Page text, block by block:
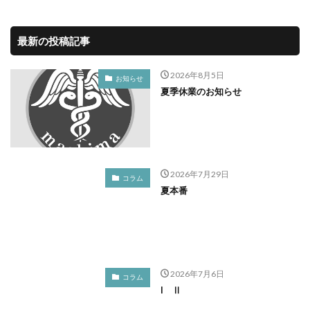
最新の投稿記事
お知らせ 2026年8月5日
夏季休業のお知らせ
コラム 2026年7月29日
夏本番
コラム 2026年7月6日
I Ⅱ